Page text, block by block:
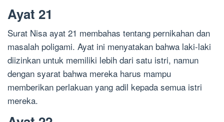
Ayat 21
Surat Nisa ayat 21 membahas tentang pernikahan dan
masalah poligami. Ayat ini menyatakan bahwa laki-laki
diizinkan untuk memiliki lebih dari satu istri, namun
dengan syarat bahwa mereka harus mampu
memberikan perlakuan yang adil kepada semua istri
mereka.